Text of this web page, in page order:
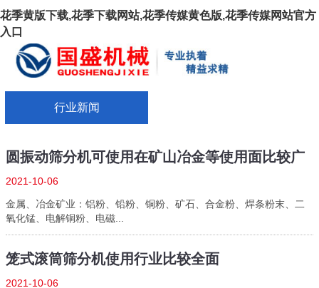
花季黄版下载,花季下载网站,花季传媒黄色版,花季传媒网站官方
入口
行业新闻
圆振动筛分机可使用在矿山冶金等使用面比较广
2021-10-06
金属、冶金矿业：铝粉、铅粉、铜粉、矿石、合金粉、焊条粉末、二
氧化锰、电解铜粉、电磁...
笼式滚筒筛分机使用行业比较全面
2021-10-06